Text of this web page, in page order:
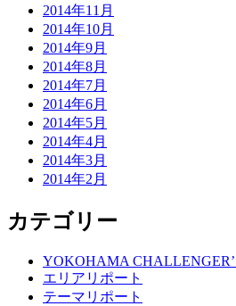
2014年11月
2014年10月
2014年9月
2014年8月
2014年7月
2014年6月
2014年5月
2014年4月
2014年3月
2014年2月
カテゴリー
YOKOHAMA
エリアリポート
テーマリポート